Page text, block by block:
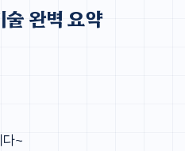
완벽 요약
~